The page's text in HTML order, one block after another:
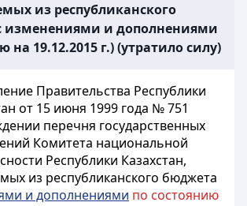
из республиканского
изменениями и дополнениями
на 19.12.2015 г.) (утратило силу)
Правительства Республики
от 15 июня 1999 года № 751
перечня государственных
Комитета национальной
Республики Казахстан,
из республиканского бюджета
и дополнениями по состоянию